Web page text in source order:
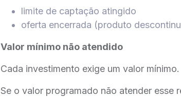
limite de captação atingido
oferta encerrada (produto
Valor mínimo não atendido
Cada investimento exige um valor mínimo.
Se o valor programado não atender esse